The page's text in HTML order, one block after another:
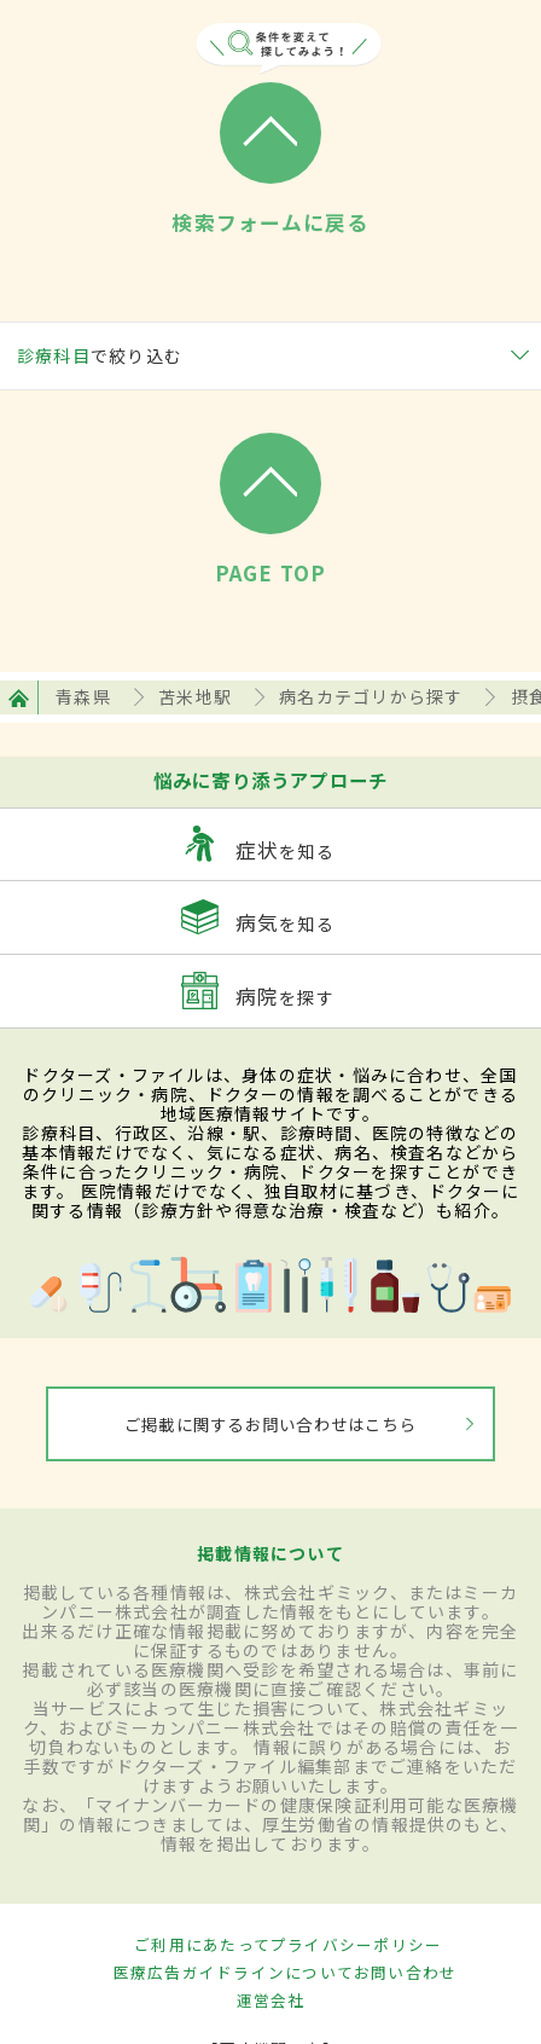
検索フォームに戻る
診療科目で絞り込む
PAGE TOP
青森県 苫米地駅 病名カテゴリから探す 摂
悩みに寄り添うアプローチ
症状を知る
病気を知る
病院を探す
ドクターズ・ファイルは、身体の症状・悩みに合わせ、全国
のクリニック・病院、ドクターの情報を調べることができる
地域医療情報サイトです。
診療科目、行政区、沿線・駅、診療時間、医院の特徴などの
基本情報だけでなく、気になる症状、病名、検査名などから
条件に合ったクリニック・病院、ドクターを探すことができ
ます。 医院情報だけでなく、独自取材に基づき、ドクターに
関する情報（診療方針や得意な治療・検査など）も紹介。
ご掲載に関するお問い合わせはこちら
掲載情報について
掲載している各種情報は、株式会社ギミック、またはミーカ
ンパニー株式会社が調査した情報をもとにしています。
出来るだけ正確な情報掲載に努めておりますが、内容を完全
に保証するものではありません。
掲載されている医療機関へ受診を希望される場合は、事前に
必ず該当の医療機関に直接ご確認ください。
当サービスによって生じた損害について、株式会社ギミッ
ク、およびミーカンパニー株式会社ではその賠償の責任を一
切負わないものとします。 情報に誤りがある場合には、お
手数ですがドクターズ・ファイル編集部までご連絡をいただ
けますようお願いいたします。
なお、「マイナンバーカードの健康保険証利用可能な医療機
関」の情報につきましては、厚生労働省の情報提供のもと、
情報を掲出しております。
ご利用にあたってプライバシーポリシー
医療広告ガイドラインについてお問い合わせ
運営会社